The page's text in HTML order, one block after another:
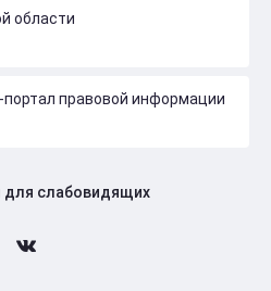
области
правовой информации
для слабовидящих